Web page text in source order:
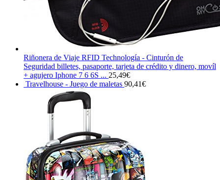
Riñonera de Viaje RFID Technología - Cinturón de
Seguridad billetes, pasaporte, tarjeta de crédito y dinero, movíl
+ agujero Iphone 7 6 6S ... 25,49€
Travelhouse - Juego de maletas 90,41€